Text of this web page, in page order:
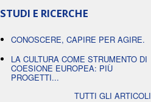
STUDI E RICERCHE
CONOSCERE, CAPIRE PER AGIRE.
LA CULTURA COME STRUMENTO DI
COESIONE EUROPEA: PIÙ
PROGETTI...
TUTTI GLI ARTICOLI